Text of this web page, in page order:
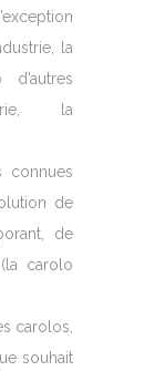
la
la
connues
de
de
carolo
carolos,
souhait